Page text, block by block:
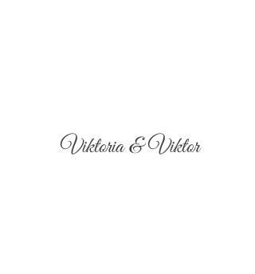
Viktoria & Viktor